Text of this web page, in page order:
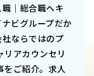
｜総合職へキ
ビグループだか
ならではのプ
アカウンセリ
をご紹介。求人